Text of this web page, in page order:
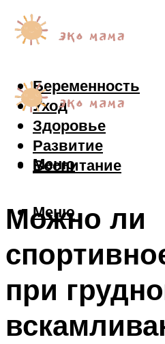
Беременность
Уход
Здоровье
Развитие
Воспитание
Меню
Меню
Можно ли
при